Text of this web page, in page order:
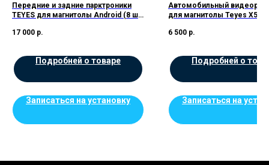
Передние и задние парктроники
TEYES для магнитолы Android (8 шт)
17 000 р.
Подробней о товаре
Записаться на установку
Автомобильный
для магнитолы Teyes X5
6 500 р.
Подробней о
Записаться на